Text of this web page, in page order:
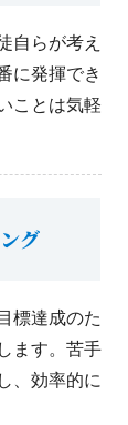
自らが考え
に発揮でき
ことは気軽
グ
標達成のた
ます。苦手
、効率的に